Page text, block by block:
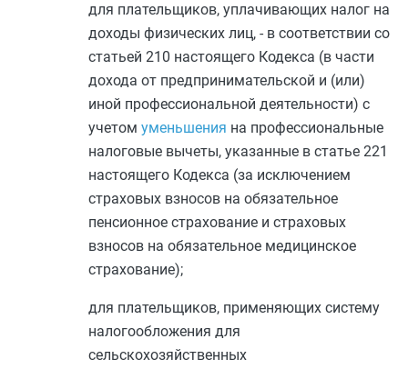
для плательщиков, уплачивающих налог на
доходы физических лиц, - в соответствии со
статьей 210 настоящего Кодекса (в части
дохода от предпринимательской и (или)
иной профессиональной деятельности) с
учетом уменьшения на профессиональные
налоговые вычеты, указанные в статье 221
настоящего Кодекса (за исключением
страховых взносов на обязательное
пенсионное страхование и страховых
взносов на обязательное медицинское
страхование);
для плательщиков, применяющих систему
налогообложения для
сельскохозяйственных